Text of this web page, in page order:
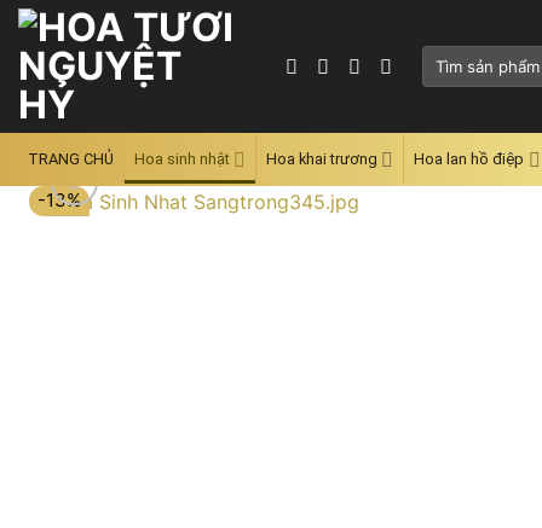
Skip
content
Tìm
TRANG CHỦ Hoa sinh nhật Hoa khai trương Hoa lan hồ điệp
-13%